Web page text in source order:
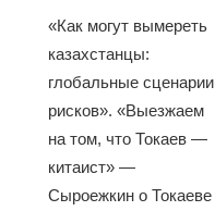
«Как могут вымереть
казахстанцы:
глобальные сценарии
рисков». «Выезжаем
на том, что Токаев —
китаист» —
Сыроежкин о Токаеве